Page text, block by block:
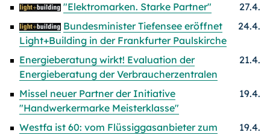
"Elektromarken. Starke Partner"
27.4.
Bundesminister Tiefensee eröffnet
Light+Building in der Frankfurter Paulskirche
24.4.
Energieberatung wirkt! Evaluation der
Energieberatung der Verbraucherzentralen
21.4.
Missel neuer Partner der Initiative
"Handwerkermarke Meisterklasse"
19.4.
Westfa ist 60: vom Flüssiggasanbieter zum
19.4.